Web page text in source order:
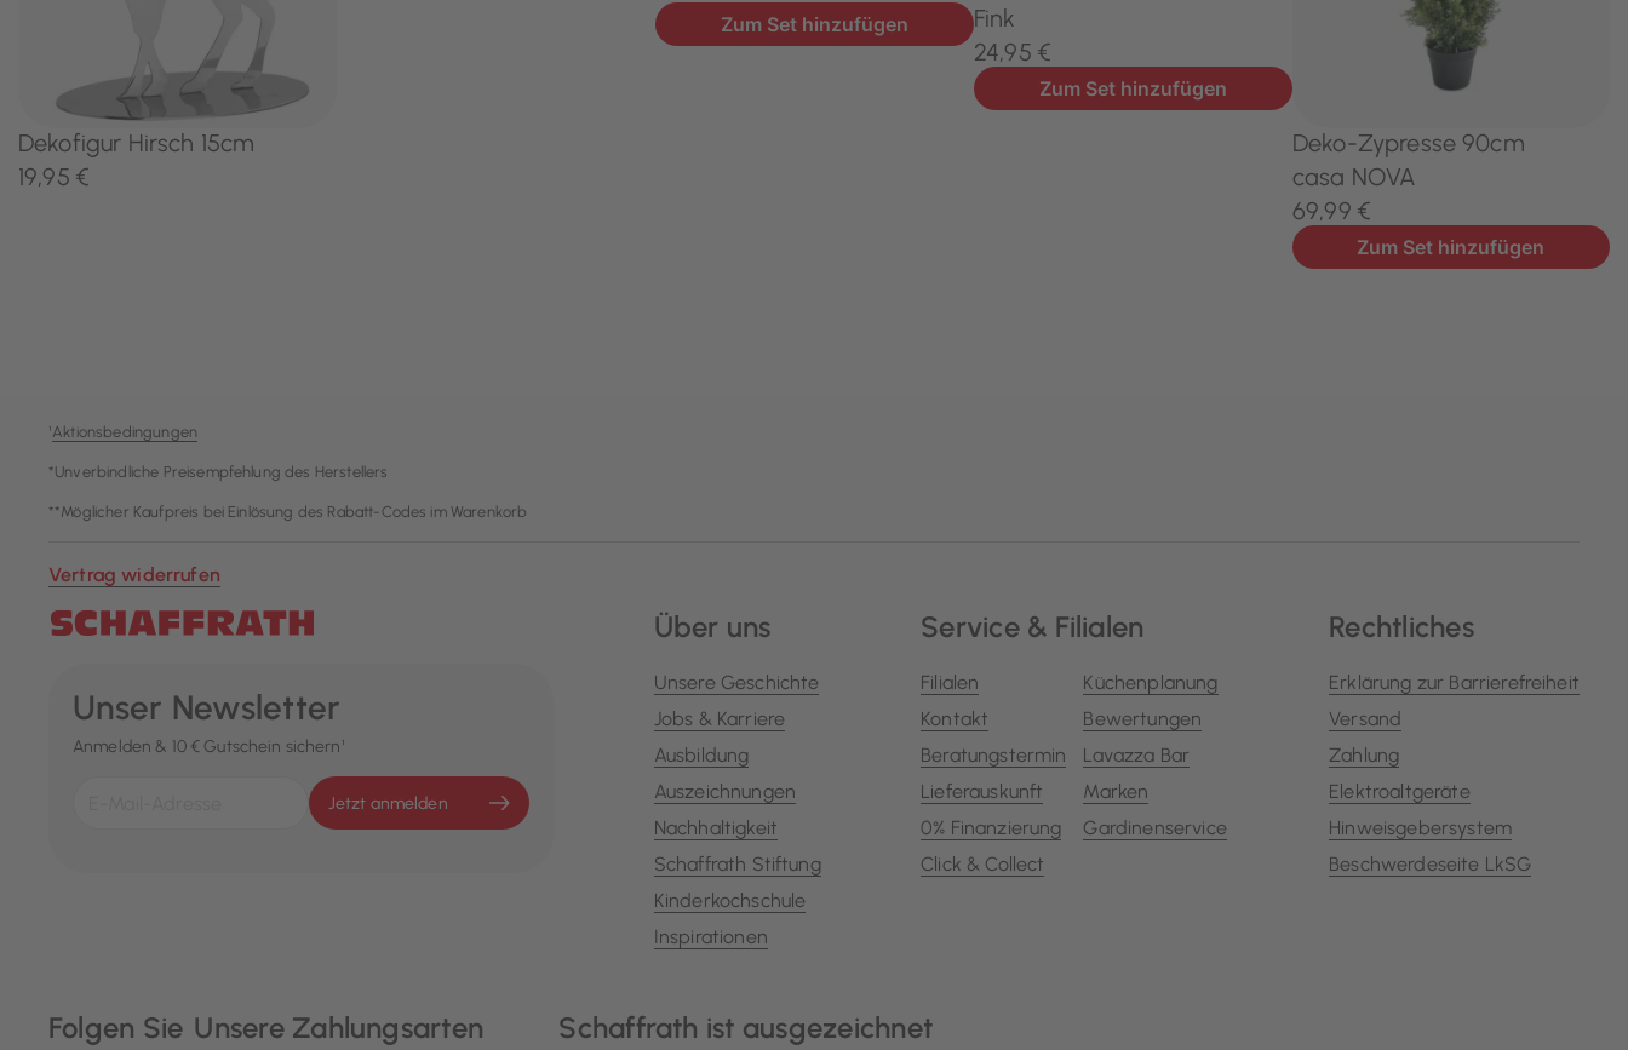
¹Aktionsbedingungen
*Unverbindliche Preisempfehlung des Herstellers
**Möglicher Kaufpreis bei Einlösung des Rabatt-Codes im Warenkorb
Vertrag widerrufen
Unser Newsletter
Anmelden & 10 € Gutschein sichern¹
Jetzt anmelden
Über uns
Unsere Geschichte
Jobs & Karriere
Ausbildung
Auszeichnungen
Nachhaltigkeit
Schaffrath Stiftung
Kinderkochschule
Inspirationen
Service & Filialen
Filialen
Kontakt
Beratungstermin
Lieferauskunft
0% Finanzierung
Click & Collect
Küchenplanung
Bewertungen
Lavazza Bar
Marken
Gardinenservice
Rechtliches
Erklärung zur Barrierefreiheit
Versand
Zahlung
Elektroaltgeräte
Hinweisgebersystem
Beschwerdeseite LkSG
Folgen Sie Unsere Zahlungsarten Schaffrath ist ausgezeichnet